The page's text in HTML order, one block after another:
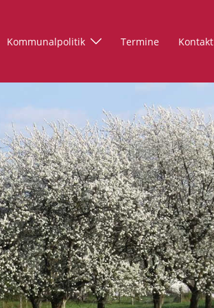
Kommunalpolitik Termine Kontakt